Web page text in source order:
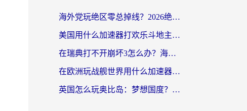
海外党玩绝区零总掉线？2026绝区零加速器推荐+跨平台国服游戏加速攻略
美国用什么加速器打欢乐斗地主？海外党亲测有效的国服游戏加速指南
在瑞典打不开崩坏3怎么办？海外玩家亲测有效的国服游戏加速指南
在欧洲玩战舰世界用什么加速器比较好用？老玩家亲测有效的低延迟方案
英国怎么玩奥比岛：梦想国度？海外党不卡攻略+加速器选择秘籍